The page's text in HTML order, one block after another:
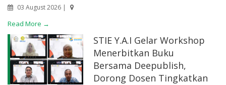
03 August 2026 |
Read More →
STIE Y.A.I Gelar Workshop
Menerbitkan Buku
Bersama Deepublish,
Dorong Dosen Tingkatkan